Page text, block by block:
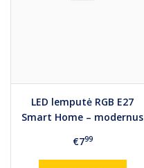
LED lemputė RGB E27
Smart Home – modernus
namams.
€799